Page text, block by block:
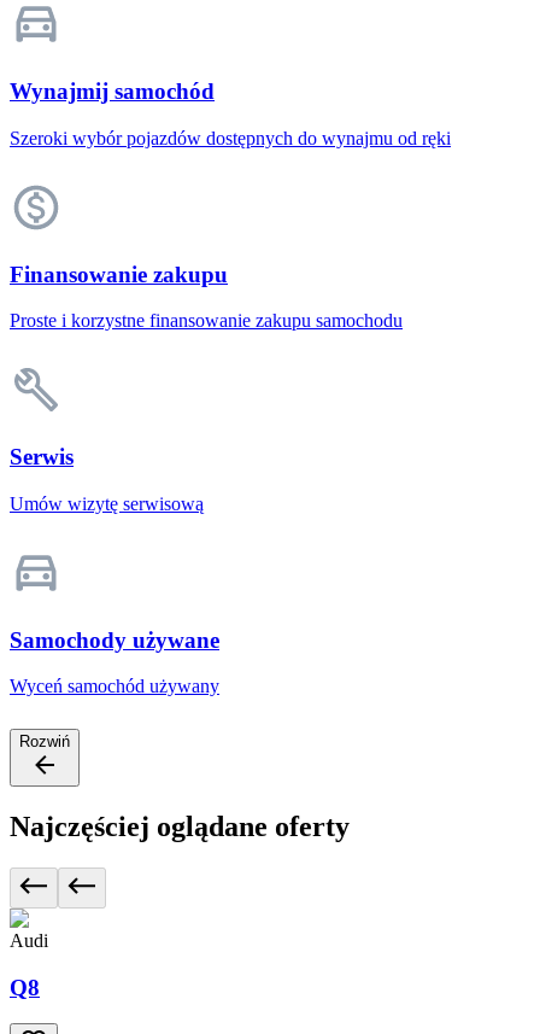
Wynajmij samochód
Szeroki wybór pojazdów dostępnych do wynajmu od ręki
Finansowanie zakupu
Proste i korzystne finansowanie zakupu samochodu
Serwis
Umów wizytę serwisową
Samochody używane
Wyceń samochód używany
Rozwiń
Najczęściej oglądane oferty
Audi
Q8